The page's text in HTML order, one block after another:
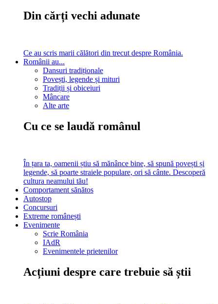
Din cărți vechi adunate
Ce au scris marii călători din trecut despre România.
Românii au...
Dansuri tradiționale
Povești, legende și mituri
Tradiții și obiceiuri
Mâncare
Alte arte
Cu ce se laudă românul
În țara ta, oamenii știu să mănânce bine, să spună povești și
legende, să poarte straiele populare, ori să cânte. Descoperă
cultura neamului tău!
Comportament sănătos
Autostop
Concursuri
Extreme românești
Evenimente
Scrie România
IAdR
Evenimentele prietenilor
Acțiuni despre care trebuie să știi